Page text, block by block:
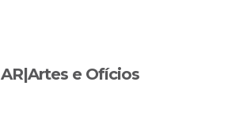
AR|Artes e Ofícios